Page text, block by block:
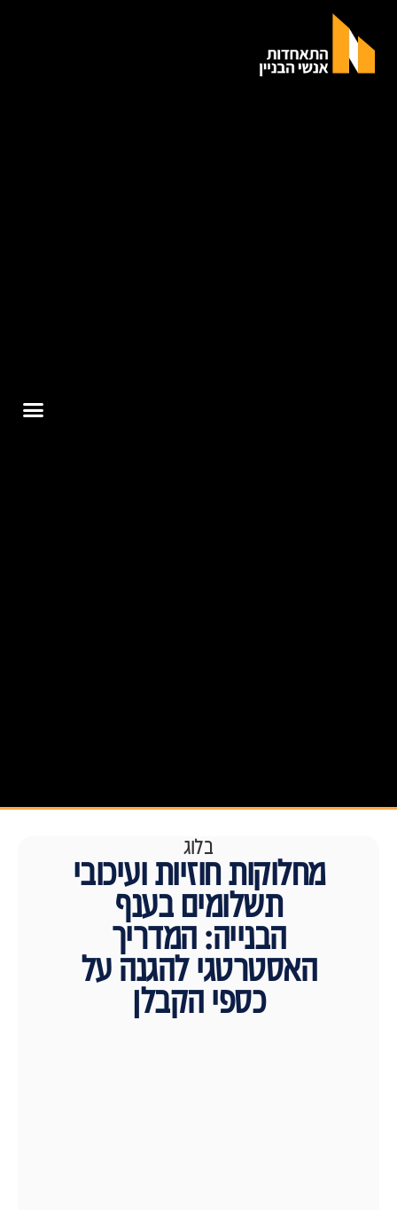
בלוג
מחלוקות חוזיות ועיכובי
תשלומים בענף
הבנייה: המדריך
האסטרטגי להגנה על
כספי הקבלן